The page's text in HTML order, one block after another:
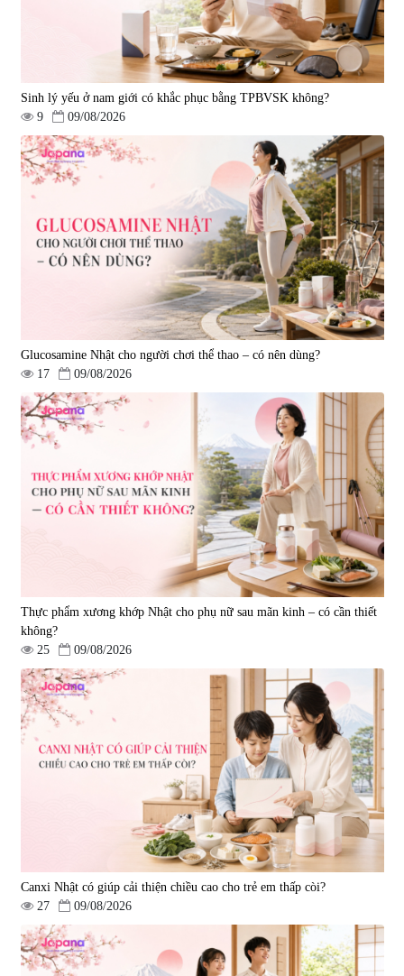
Sinh lý yếu ở nam giới có khắc phục bằng TPBVSK không?
9
09/08/2026
Glucosamine Nhật cho người chơi thể thao – có nên dùng?
17
09/08/2026
Thực phẩm xương khớp Nhật cho phụ nữ sau mãn kinh – có cần thiết
không?
25
09/08/2026
Canxi Nhật có giúp cải thiện chiều cao cho trẻ em thấp còi?
27
09/08/2026